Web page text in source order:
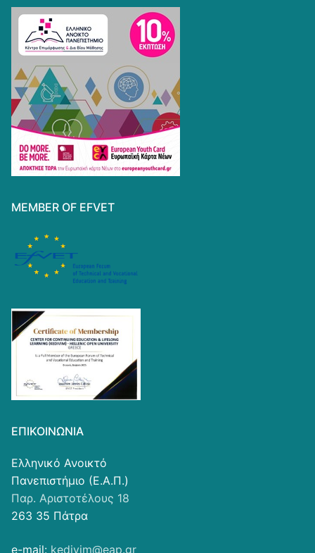
MEMBER OF EFVET
ΕΠΙΚΟΙΝΩΝΊΑ
Ελληνικό Ανοικτό
Πανεπιστήμιο (Ε.Α.Π.)
Παρ. Αριστοτέλους 18
263 35 Πάτρα
e-mail: kedivim@eap.gr